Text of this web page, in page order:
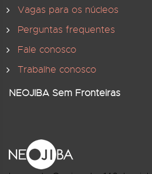
Vagas para os núcleos
Perguntas frequentes
Fale conosco
Trabalhe conosco
NEOJIBA Sem Fronteiras